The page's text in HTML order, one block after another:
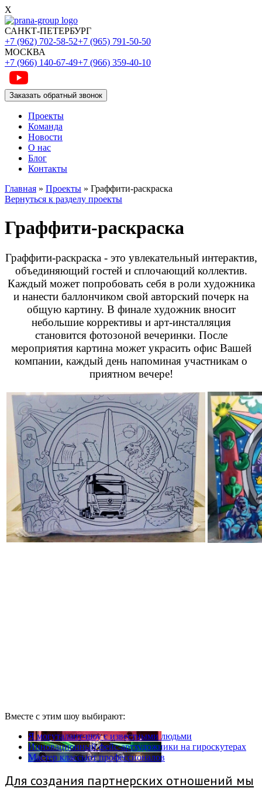
X
САНКТ-ПЕТЕРБУРГ
+7 (962) 702-58-52+7 (965) 791-50-50
МОСКВА
+7 (966) 140-67-49+7 (966) 359-40-10
Заказать обратный звонок
Проекты
Команда
Новости
О нас
Блог
Контакты
Главная » Проекты » Граффити-раскраска
Вернуться к разделу проекты
Граффити-раскраска
Граффити-раскраска - это увлекательный интерактив,
объединяющий гостей и сплочающий коллектив.
Каждый может попробовать себя в роли художника
и нанести баллончиком свой авторский почерк на
общую картину. В финале художник вносит
небольшие коррективы и арт-инсталляция
становится фотозоной вечеринки. После
мероприятия картина может украсить офис Вашей
компании, каждый день напоминая участникам о
приятном вечере!
Вместе с этим шоу выбирают:
Я могуталант-шоу с известными людьми
Инновационный фейс-артхудожники на гироскутерах
Мастер классыот профессионалов
Для создания партнерских отношений мы